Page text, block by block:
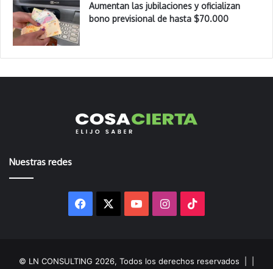
Aumentan las jubilaciones y oficializan
bono previsional de hasta $70.000
Nuestras redes
Facebook YouTubeInstagram
© LN CONSULTING 2026, Todos los derechos reservados |